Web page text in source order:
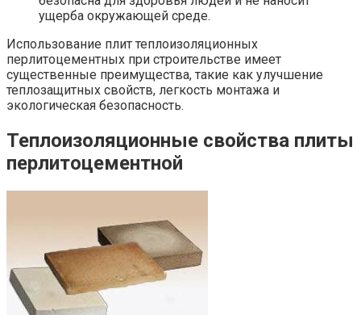
ущерба окружающей среде.
Использование плит теплоизоляционных
перлитоцементных при строительстве имеет
существенные преимущества, такие как улучшение
теплозащитных свойств, легкость монтажа и
экологическая безопасность.
Теплоизоляционные свойства плиты
перлитоцементной